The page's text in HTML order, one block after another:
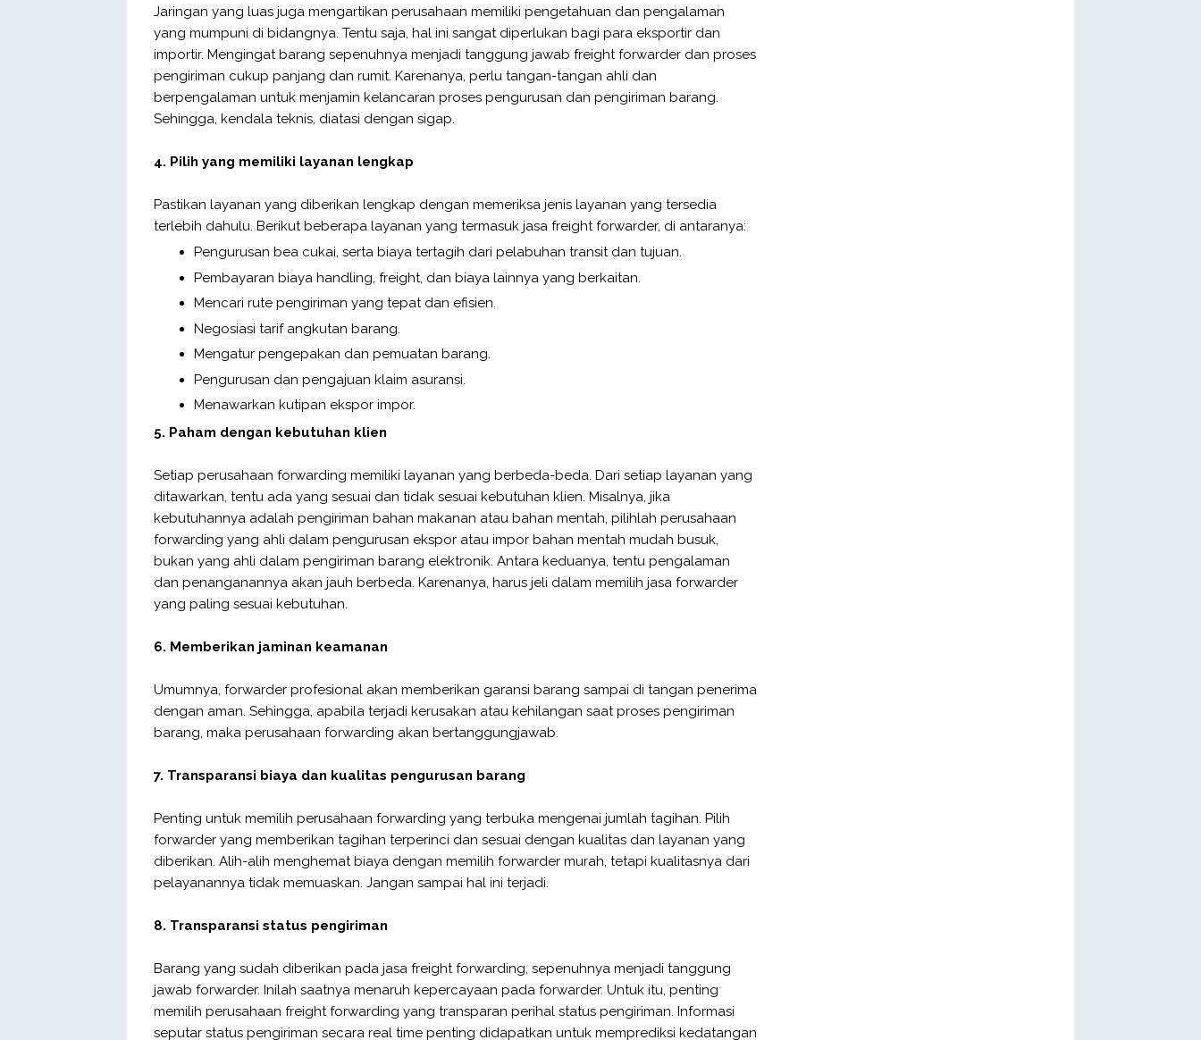
Jaringan yang luas juga mengartikan perusahaan memiliki pengetahuan dan pengalaman
yang mumpuni di bidangnya. Tentu saja, hal ini sangat diperlukan bagi para eksportir dan
importir. Mengingat barang sepenuhnya menjadi tanggung jawab freight forwarder dan proses
pengiriman cukup panjang dan rumit. Karenanya, perlu tangan-tangan ahli dan
berpengalaman untuk menjamin kelancaran proses pengurusan dan pengiriman barang.
Sehingga, kendala teknis, diatasi dengan sigap.
4. Pilih yang memiliki layanan lengkap
Pastikan layanan yang diberikan lengkap dengan memeriksa jenis layanan yang tersedia
terlebih dahulu. Berikut beberapa layanan yang termasuk jasa freight forwarder, di antaranya:
Pengurusan bea cukai, serta biaya tertagih dari pelabuhan transit dan tujuan.
Pembayaran biaya handling, freight, dan biaya lainnya yang berkaitan.
Mencari rute pengiriman yang tepat dan efisien.
Negosiasi tarif angkutan barang.
Mengatur pengepakan dan pemuatan barang.
Pengurusan dan pengajuan klaim asuransi.
Menawarkan kutipan ekspor impor.
5. Paham dengan kebutuhan klien
Setiap perusahaan forwarding memiliki layanan yang berbeda-beda. Dari setiap layanan yang
ditawarkan, tentu ada yang sesuai dan tidak sesuai kebutuhan klien. Misalnya, jika
kebutuhannya adalah pengiriman bahan makanan atau bahan mentah, pilihlah perusahaan
forwarding yang ahli dalam pengurusan ekspor atau impor bahan mentah mudah busuk,
bukan yang ahli dalam pengiriman barang elektronik. Antara keduanya, tentu pengalaman
dan penanganannya akan jauh berbeda. Karenanya, harus jeli dalam memilih jasa forwarder
yang paling sesuai kebutuhan.
6. Memberikan jaminan keamanan
Umumnya, forwarder profesional akan memberikan garansi barang sampai di tangan penerima
dengan aman. Sehingga, apabila terjadi kerusakan atau kehilangan saat proses pengiriman
barang, maka perusahaan forwarding akan bertanggungjawab.
7. Transparansi biaya dan kualitas pengurusan barang
Penting untuk memilih perusahaan forwarding yang terbuka mengenai jumlah tagihan. Pilih
forwarder yang memberikan tagihan terperinci dan sesuai dengan kualitas dan layanan yang
diberikan. Alih-alih menghemat biaya dengan memilih forwarder murah, tetapi kualitasnya dari
pelayanannya tidak memuaskan. Jangan sampai hal ini terjadi.
8. Transparansi status pengiriman
Barang yang sudah diberikan pada jasa freight forwarding, sepenuhnya menjadi tanggung
jawab forwarder. Inilah saatnya menaruh kepercayaan pada forwarder. Untuk itu, penting
memilih perusahaan freight forwarding yang transparan perihal status pengiriman. Informasi
seputar status pengiriman secara real time penting didapatkan untuk memprediksi kedatangan